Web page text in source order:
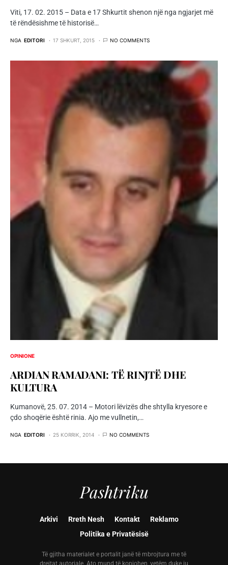
Viti, 17. 02. 2015 – Data e 17 Shkurtit shenon një nga ngjarjet më
të rëndësishme të historisë…
NGA EDITORI 17 SHKURT, 2015 NO COMMENTS
OPINIONE
ARDIAN RAMADANI: TË RINJTË DHE
KULTURA
Kumanovë, 25. 07. 2014 – Motori lëvizës dhe shtylla kryesore e
çdo shoqërie është rinia. Ajo me vullnetin,…
NGA EDITORI 25 KORRIK, 2014 NO COMMENTS
Pashtriku
Arkivi Rreth Nesh Kontakt
Reklamo
Politika e Privatësisë
Të gjitha materialet e portalit janë të mbrojtura me të
drejtat autoriale. Ato mund të kopjohen, vetëm duke iu